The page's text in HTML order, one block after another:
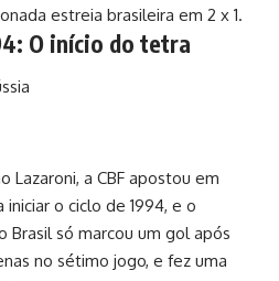
estreia brasileira em 2 x 1.
O início do tetra
Lazaroni, a CBF apostou em
o ciclo de 1994, e o
Brasil só marcou um gol após
no sétimo jogo, e fez uma